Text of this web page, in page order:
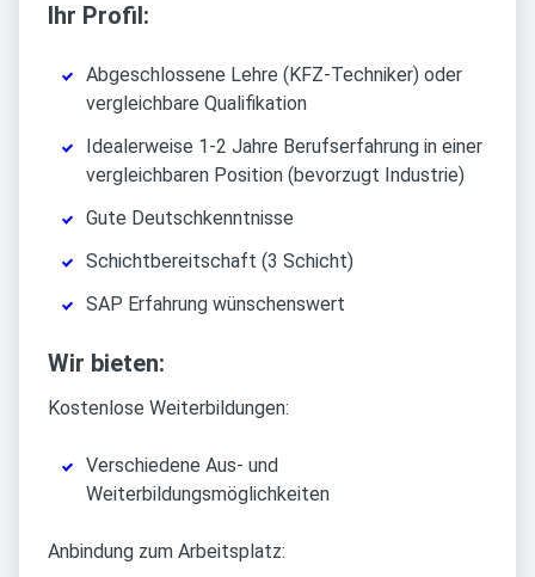
Ihr Profil:
Abgeschlossene Lehre (KFZ-Techniker) oder
vergleichbare Qualifikation
Idealerweise 1-2 Jahre Berufserfahrung in einer
vergleichbaren Position (bevorzugt Industrie)
Gute Deutschkenntnisse
Schichtbereitschaft (3 Schicht)
SAP Erfahrung wünschenswert
Wir bieten:
Kostenlose Weiterbildungen:
Verschiedene Aus- und
Weiterbildungsmöglichkeiten
Anbindung zum Arbeitsplatz: